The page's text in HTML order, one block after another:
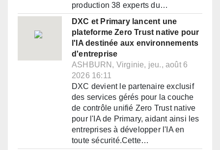
production 38 experts du…
DXC et Primary lancent une
plateforme Zero Trust native pour
l'IA destinée aux environnements
d'entreprise
ASHBURN, Virginie, jeu., août 6
2026 16:11
DXC devient le partenaire exclusif
des services gérés pour la couche
de contrôle unifié Zero Trust native
pour l'IA de Primary, aidant ainsi les
entreprises à développer l'IA en
toute sécurité.Cette…